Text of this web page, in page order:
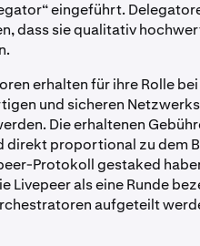
eingeführt.
dass sie qualitativ
erhalten für ihre Rolle
und sicheren
Die erhaltenen
direkt proportional zu dem
Protokoll gestaked
als eine Runde
aufgeteilt